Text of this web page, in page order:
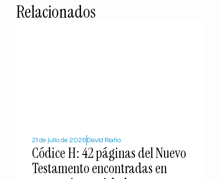
Relacionados
21 de julio de 2026 David Riaño
Códice H: 42 páginas del Nuevo
Testamento encontradas en